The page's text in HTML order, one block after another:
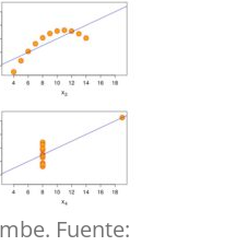
Fuente: